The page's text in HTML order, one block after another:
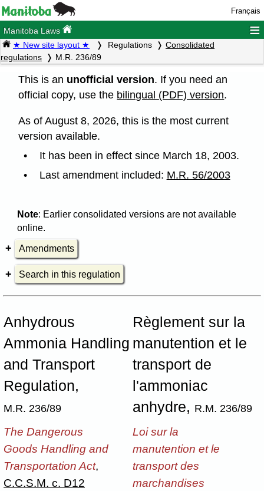
Français
Manitoba Laws ≡
★ New site layout ★ Regulations
Consolidated
regulations
M.R. 236/89
This is an unofficial version. If you need an
official copy, use the bilingual (PDF) version.
As of August 8, 2026, this is the most current
version available.
It has been in effect since March 18, 2003.
Last amendment included: M.R. 56/2003
Note: Earlier consolidated versions are not available
online.
Amendments
Search in this regulation
Anhydrous
Ammonia Handling
and Transport
Regulation,
M.R. 236/89
Règlement sur la
manutention et le
transport de
l'ammoniac
anhydre, R.M. 236/89
The Dangerous
Goods Handling and
Transportation Act,
C.C.S.M. c. D12
Loi sur la
manutention et le
transport des
marchandises